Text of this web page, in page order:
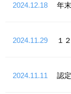
2024.12.18 年
2024.11.29 １
2024.11.11 認